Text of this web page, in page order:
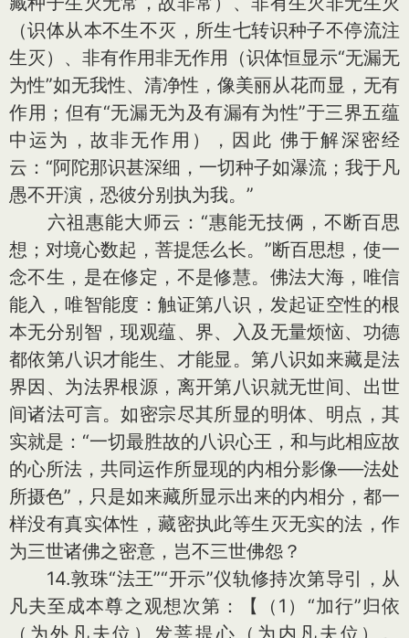
（识体从本不生不灭，所生七转识种子不停流注
生灭）、非有作用非无作用（识体恒显示“无漏无
为性”如无我性、清净性，像美丽从花而显，无有
作用；但有“无漏无为及有漏有为性”于三界五蕴
中运为，故非无作用），因此 佛于解深密经
云：“阿陀那识甚深细，一切种子如瀑流；我于凡
愚不开演，恐彼分别执为我。”
六祖惠能大师云：“惠能无技俩，不断百思
想；对境心数起，菩提恁么长。”断百思想，使一
念不生，是在修定，不是修慧。佛法大海，唯信
能入，唯智能度：触证第八识，发起证空性的根
本无分别智，现观蕴、界、入及无量烦恼、功德
都依第八识才能生、才能显。第八识如来藏是法
界因、为法界根源，离开第八识就无世间、出世
间诸法可言。如密宗尽其所显的明体、明点，其
实就是：“一切最胜故的八识心王，和与此相应故
的心所法，共同运作所显现的内相分影像──法处
所摄色”，只是如来藏所显示出来的内相分，都一
样没有真实体性，藏密执此等生灭无实的法，作
为三世诸佛之密意，岂不三世佛怨？
14.敦珠“法王”“开示”仪轨修持次第导引，从
凡夫至成本尊之观想次第：【（1）“加行”归依
（为外凡夫位）发菩提心（为内凡夫位）。